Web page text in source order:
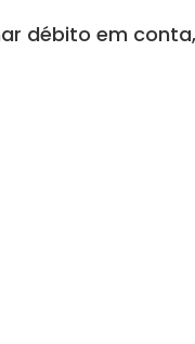
débito em